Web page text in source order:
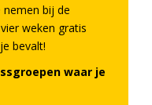
bij de
weken gratis
bevalt!
waar je